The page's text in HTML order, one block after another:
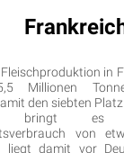
in
Millionen
den siebten
bringt
von
liegt damit vor